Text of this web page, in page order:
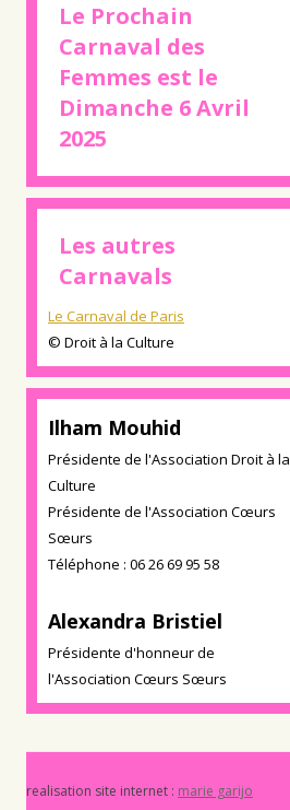
Le Prochain
Carnaval des
Femmes est le
Dimanche 6 Avril
2025
Les autres
Carnavals
Le Carnaval de Paris
© Droit à la Culture
Ilham Mouhid
Présidente de l'Association Droit à la
Culture
Présidente de l'Association Cœurs
Sœurs
Téléphone : 06 26 69 95 58
Alexandra Bristiel
Présidente d'honneur de
l'Association Cœurs Sœurs
realisation site internet : marie garijo